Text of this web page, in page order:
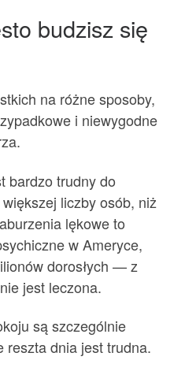
budzisz się
na różne sposoby,
i niewygodne
bardzo trudny do
liczby osób, niż
lękowe to
w Ameryce,
dorosłych — z
jest leczona.
są szczególnie
reszta dnia jest trudna.